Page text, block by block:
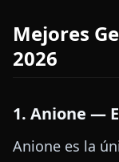
Mejores
2026
1. Anione —
Anione es la